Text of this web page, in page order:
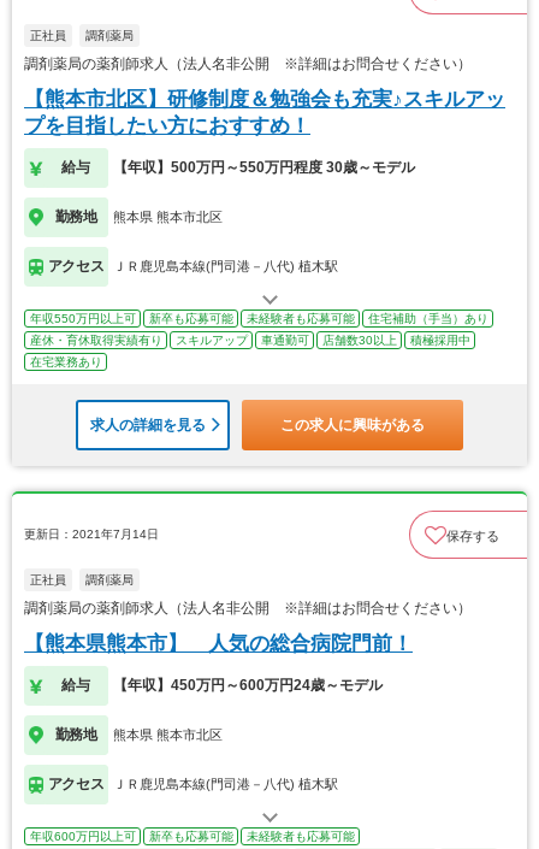
正社員 調剤薬局
調剤薬局の薬剤師求人（法人名非公開 ※詳細はお問合せください）
【熊本市北区】研修制度＆勉強会も充実♪スキルアッ
プを目指したい方におすすめ！
給与 【年収】500万円～550万円程度 30歳～モデル
勤務地 熊本県 熊本市北区
アクセス ＪＲ鹿児島本線(門司港－八代) 植木駅
年収550万円以上可 新卒も応募可能 未経験者も応募可能
住宅補助（手当）あり
産休・育休取得実績有り
スキルアップ 車通勤可 店舗数30以上
積極採用中
在宅業務あり
求人の詳細を見る この求人に興味がある
更新日：2021年7月14日 保存する
正社員 調剤薬局
調剤薬局の薬剤師求人（法人名非公開 ※詳細はお問合せください）
【熊本県熊本市】 人気の総合病院門前！
給与 【年収】450万円～600万円24歳～モデル
勤務地 熊本県 熊本市北区
アクセス ＪＲ鹿児島本線(門司港－八代) 植木駅
年収600万円以上可 新卒も応募可能
未経験者も応募可能